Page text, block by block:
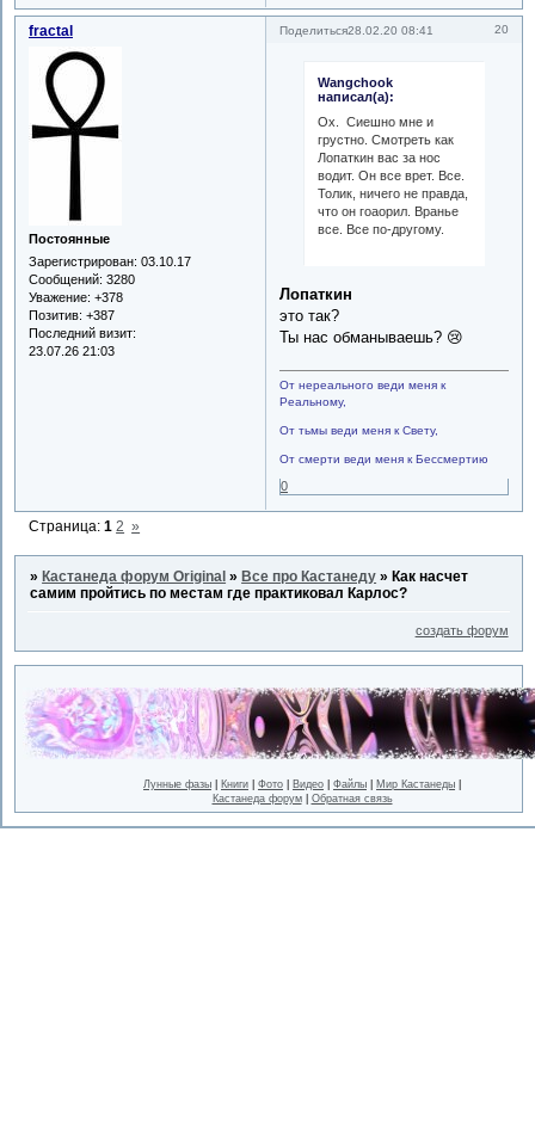
Поделиться 20
28.02.20 08:41
fractal
Постоянные
Зарегистрирован: 03.10.17
Сообщений: 3280
Уважение: +378
Позитив: +387
Последний визит:
23.07.26 21:03
Wangchook
написал(а):
Ох. Сиешно мне и
грустно. Смотреть как
Лопаткин вас за нос
водит. Он все врет. Все.
Толик, ничего не правда,
что он гоаорил. Вранье
все. Все по-другому.
Лопаткин
это так?
Ты нас обманываешь? 😢
От нереального веди меня к
Реальному,
От тьмы веди меня к Свету,
От смерти веди меня к Бессмертию
0
Страница:1 2 »
»Кастанеда форум Original »Все про Кастанеду »Как насчет
самим пройтись по местам где практиковал Карлос?
создать форум
Лунные фазы Книги Фото Видео Файлы Мир Кастанеды
Кастанеда форум| Обратная связь